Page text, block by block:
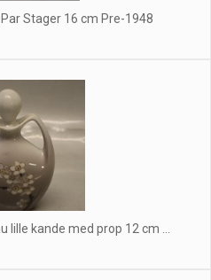
Stager 16 cm Pre-1948
lille kande med prop 12 cm ...